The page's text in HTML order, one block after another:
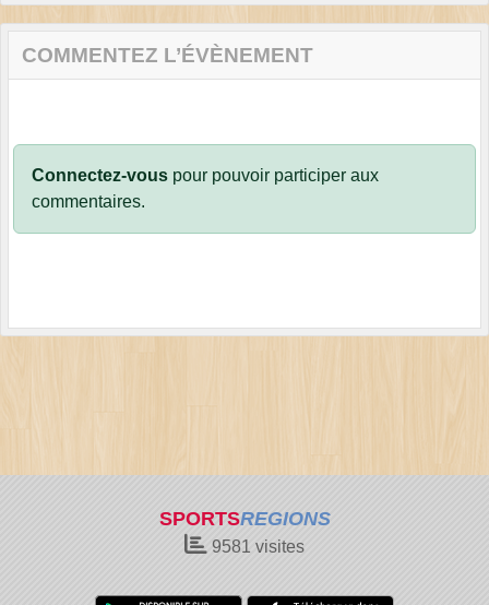
COMMENTEZ L’ÉVÈNEMENT
Connectez-vous pour pouvoir participer aux
commentaires.
SPORTSREGIONS
9581 visites